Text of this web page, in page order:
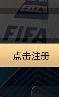
点击注册